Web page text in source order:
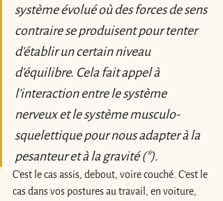
système évolué où des forces de sens
contraire se produisent pour tenter
d'établir un certain niveau
d'équilibre. Cela fait appel à
l'interaction entre le système
nerveux et le système musculo-
squelettique pour nous adapter à la
pesanteur et à la gravité (*).
C'est le cas assis, debout, voire couché. C'est le
cas dans vos postures au travail, en voiture,